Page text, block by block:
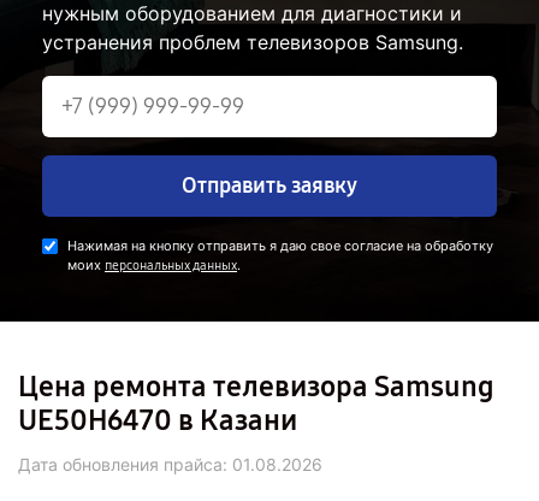
нужным оборудованием для диагностики и
устранения проблем телевизоров Samsung.
Отправить заявку
Нажимая на кнопку отправить я даю свое согласие на обработку
моих персональных данных.
Цена ремонта телевизора Samsung
UE50H6470 в Казани
Дата обновления прайса: 01.08.2026